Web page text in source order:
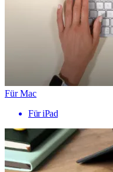
Für Mac
Für iPad